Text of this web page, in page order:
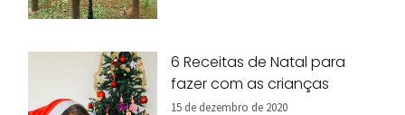
6 Receitas de Natal para
fazer com as crianças
15 de dezembro de 2020